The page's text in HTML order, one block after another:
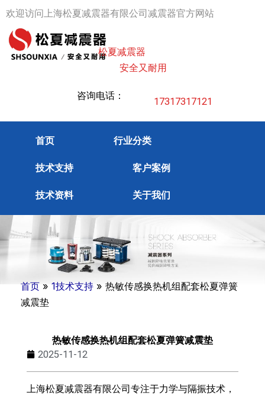
跳
欢迎访问上海松夏减震器有限公司减震器官方网站
松夏减震器
安全又耐用
咨询电话：
17317317121
首页 行业分类
技术支持 客户案例
技术资料 关于我们
首页 » 1技术支持 » 热敏传感换热机组配套松夏弹簧
减震垫
热敏传感换热机组配套松夏弹簧减震垫
2025-11-12
上海松夏减震器有限公司专注于力学与隔振技术，